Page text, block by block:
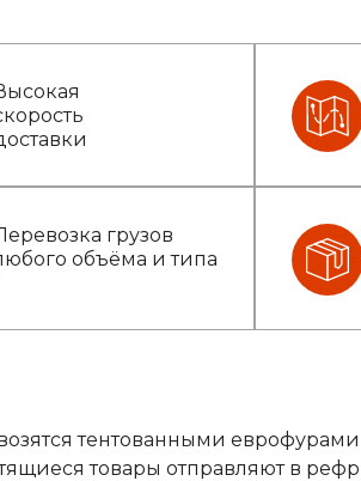
грузов
объёма и типа
тентованными
товары отправляют в